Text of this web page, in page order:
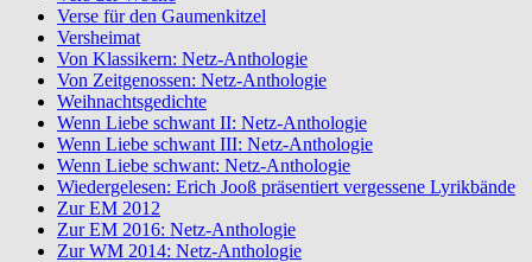
Verse für den Gaumenkitzel
Versheimat
Von Klassikern: Netz-Anthologie
Von Zeitgenossen: Netz-Anthologie
Weihnachtsgedichte
Wenn Liebe schwant II: Netz-Anthologie
Wenn Liebe schwant III: Netz-Anthologie
Wenn Liebe schwant: Netz-Anthologie
Wiedergelesen: Erich Jooß präsentiert vergessene Lyrikbände
Zur EM 2012
Zur EM 2016: Netz-Anthologie
Zur WM 2014: Netz-Anthologie